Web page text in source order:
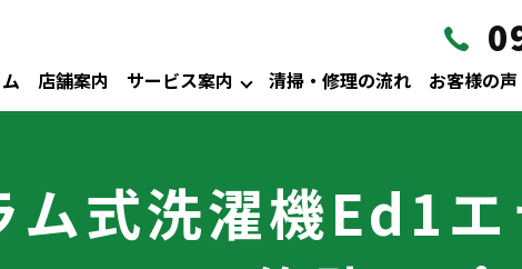
店舗案内 サービス案内 清掃・修理の流れ お客様の声
ム式洗濯機Ed1